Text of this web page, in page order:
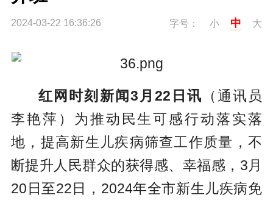
2024-03-22 16:36:26 字号： 小 中 大
红网时刻新闻3月22日讯 （通讯员
李艳萍）为推动民生可感行动落实落
地，提高新生儿疾病筛查工作质量，不
断提升人民群众的获得感、幸福感，3月
20日至22日，2024年全市新生儿疾病免